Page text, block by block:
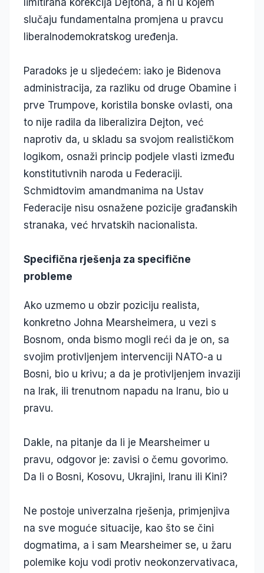
limitirana korekcija Dejtona, a ni u kojem
slučaju fundamentalna promjena u pravcu
liberalnodemokratskog uređenja.
Paradoks je u sljedećem: iako je Bidenova
administracija, za razliku od druge Obamine i
prve Trumpove, koristila bonske ovlasti, ona
to nije radila da liberalizira Dejton, već
naprotiv da, u skladu sa svojom realističkom
logikom, osnaži princip podjele vlasti između
konstitutivnih naroda u Federaciji.
Schmidtovim amandmanima na Ustav
Federacije nisu osnažene pozicije građanskih
stranaka, već hrvatskih nacionalista.
Specifična rješenja za specifične
probleme
Ako uzmemo u obzir poziciju realista,
konkretno Johna Mearsheimera, u vezi s
Bosnom, onda bismo mogli reći da je on, sa
svojim protivljenjem intervenciji NATO-a u
Bosni, bio u krivu; a da je protivljenjem invaziji
na Irak, ili trenutnom napadu na Iranu, bio u
pravu.
Dakle, na pitanje da li je Mearsheimer u
pravu, odgovor je: zavisi o čemu govorimo.
Da li o Bosni, Kosovu, Ukrajini, Iranu ili Kini?
Ne postoje univerzalna rješenja, primjenjiva
na sve moguće situacije, kao što se čini
dogmatima, a i sam Mearsheimer se, u žaru
polemike koju vodi protiv neokonzervativaca,